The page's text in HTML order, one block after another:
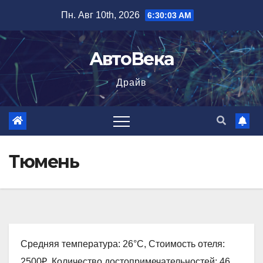
содержимому
Пн. Авг 10th, 2026 6:30:04 AM
АвтоВека
Драйв
Тюмень
Средняя температура: 26°C, Стоимость отеля: